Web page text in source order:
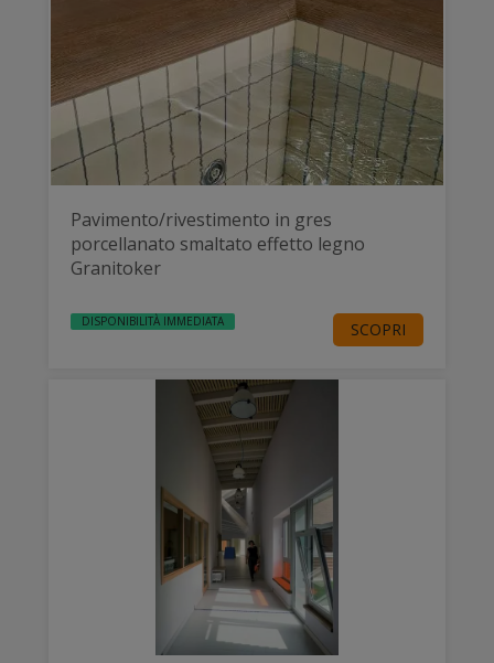
Pavimento/rivestimento in gres
porcellanato smaltato effetto legno
Granitoker
DISPONIBILITÀ IMMEDIATA SCOPRI